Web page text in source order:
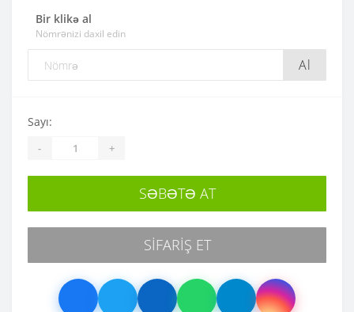
Bir klikə al
Nömrənizi daxil edin
Al
Sayı:
- +
SƏBƏTƏ AT
SIFARIŞ ET